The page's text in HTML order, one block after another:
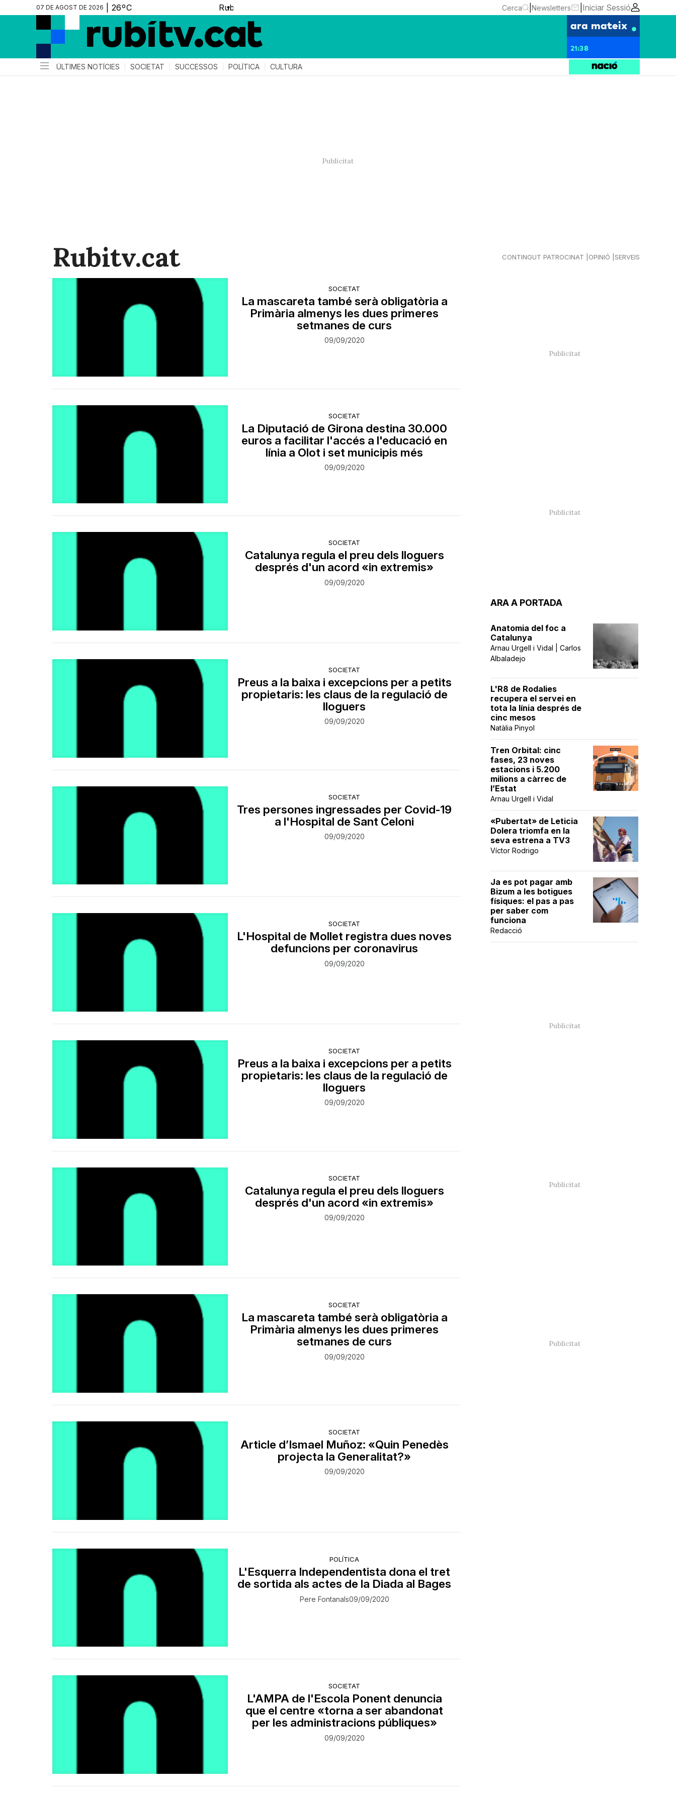
07 DE AGOST DE 2026 ▼ Cerca Newsletters Iniciar Sessió
ara mateix
21:38
ÚLTIMES NOTÍCIES SOCIETAT SUCCESSOS POLÍTICA CULTURA
Rubitv.cat CONTINGUT PATROCINAT OPINIÓ SERVEIS
SOCIETAT
La mascareta també serà obligatòria a
Primària almenys les dues primeres
setmanes de curs
09/09/2020
SOCIETAT
La Diputació de Girona destina 30.000
euros a facilitar l'accés a l'educació en
línia a Olot i set municipis més
09/09/2020
SOCIETAT
Catalunya regula el preu dels lloguers
després d'un acord «in extremis»
09/09/2020
SOCIETAT
Preus a la baixa i excepcions per a petits
propietaris: les claus de la regulació de
lloguers
09/09/2020
SOCIETAT
Tres persones ingressades per Covid-19
a l'Hospital de Sant Celoni
09/09/2020
SOCIETAT
L'Hospital de Mollet registra dues noves
defuncions per coronavirus
09/09/2020
SOCIETAT
Preus a la baixa i excepcions per a petits
propietaris: les claus de la regulació de
lloguers
09/09/2020
SOCIETAT
Catalunya regula el preu dels lloguers
després d'un acord «in extremis»
09/09/2020
SOCIETAT
La mascareta també serà obligatòria a
Primària almenys les dues primeres
setmanes de curs
09/09/2020
SOCIETAT
Article d’Ismael Muñoz: «Quin Penedès
projecta la Generalitat?»
09/09/2020
POLÍTICA
L'Esquerra Independentista dona el tret
de sortida als actes de la Diada al Bages
Pere Fontanals09/09/2020
SOCIETAT
L'AMPA de l'Escola Ponent denuncia
que el centre «torna a ser abandonat
per les administracions públiques»
09/09/2020
ARA A PORTADA
Anatomia del foc a
Catalunya
Arnau Urgell i Vidal | Carlos
Albaladejo
L'R8 de Rodalies
recupera el servei en
tota la línia després de
cinc mesos
Natàlia Pinyol
Tren Orbital: cinc
fases, 23 noves
estacions i 5.200
milions a càrrec de
l’Estat
Arnau Urgell i Vidal
«Pubertat» de Leticia
Dolera triomfa en la
seva estrena a TV3
Víctor Rodrigo
Ja es pot pagar amb
Bizum a les botigues
físiques: el pas a pas
per saber com
funciona
Redacció